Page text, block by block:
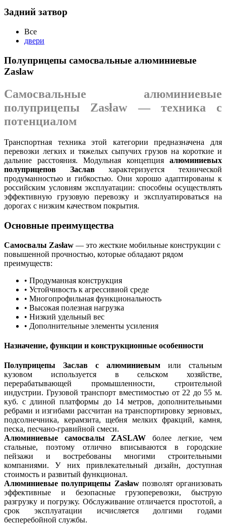
Задний затвор
Все
двери
Полуприцепы самосвальные алюминиевые
Zaslaw
Самосвальные алюминиевые
полуприцепы Zasław — техника с
потенциалом
Транспортная техника этой категории предназначена для
перевозки легких и тяжелых сыпучих грузов на короткие и
дальние расстояния. Модульная концепция алюминиевых
полуприцепов Заславхарактеризуется технической
продуманностью и гибкостью. Они хорошо адаптированы к
российским условиям эксплуатации: способны осуществлять
эффективную грузовую перевозку и эксплуатироваться на
дорогах с низким качеством покрытия.
Основные преимущества
Самосвалы Zasław — это жесткие мобильные конструкции с
повышенной прочностью, которые обладают рядом
преимуществ:
• Продуманная конструкция
• Устойчивость к агрессивной среде
• Многопрофильная функциональность
• Высокая полезная нагрузка
• Низкий удельный вес
• Дополнительные элементы усиления
Назначение, функции и конструкционные особенности
Полуприцепы Заслав с алюминиевым или стальным
кузовом используется в сельском хозяйстве,
перерабатывающей промышленности, строительной
индустрии. Грузовой транспорт вместимостью от 22 до 55 м.
куб. с длиной платформы до 14 метров, дополнительными
ребрами и изгибами рассчитан на транспортировку зерновых,
подсолнечника, керамзита, щебня мелких фракций, камня,
песка, песчано-гравийной смеси.
Алюминиевые самосвалы ZASLAW более легкие, чем
стальные, поэтому отлично вписываются в городские
пейзажи и востребованы многими строительными
компаниями. У них привлекательный дизайн, доступная
стоимость и развитый функционал.
Алюминиевые полуприцепы Zasławпозволят организовать
эффективные и безопасные грузоперевозки, быструю
разгрузку и погрузку. Обслуживание отличается простотой, а
срок эксплуатации исчисляется долгими годами
бесперебойной службы.